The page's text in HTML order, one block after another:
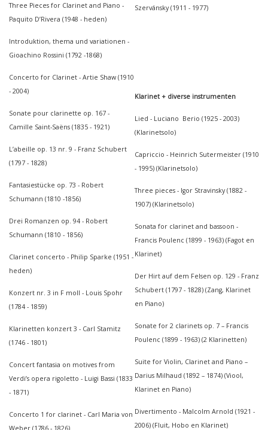
Three Pieces for Clarinet and Piano -
Paquito D’Rivera (1948 - heden)
Introduktion, thema und variationen -
Gioachino Rossini (1792 -1868)
Concerto for Clarinet - Artie Shaw (1910
- 2004)
Sonate pour clarinette op. 167 -
Camille Saint-Saëns (1835 - 1921)
L’abeille op. 13 nr. 9 - Franz Schubert
(1797 - 1828)
Fantasiestücke op. 73 - Robert
Schumann (1810 -1856)
Drei Romanzen op. 94 - Robert
Schumann (1810 - 1856)
Clarinet concerto - Philip Sparke (1951 -
heden)
Konzert nr. 3 in F moll - Louis Spohr
(1784 - 1859)
Klarinetten konzert 3 - Carl Stamitz
(1746 - 1801)
Concert fantasia on motives from
Verdi’s opera rigoletto - Luigi Bassi (1833
- 1871)
Concerto 1 for clarinet - Carl Maria von
Weber (1786 - 1826)
Szervánsky (1911 - 1977)
Klarinet + diverse instrumenten
Lied - Luciano Berio (1925 - 2003)
(Klarinetsolo)
Capriccio - Heinrich Sutermeister (1910
- 1995) (Klarinetsolo)
Three pieces - Igor Stravinsky (1882 -
1907) (Klarinetsolo)
Sonata for clarinet and bassoon -
Francis Poulenc (1899 - 1963) (Fagot en
Klarinet)
Der Hirt auf dem Felsen op. 129 - Franz
Schubert (1797 - 1828) (Zang, Klarinet
en Piano)
Sonate for 2 clarinets op. 7 – Francis
Poulenc (1899 - 1963) (2 Klarinetten)
Suite for Violin, Clarinet and Piano –
Darius Milhaud (1892 – 1874) (Viool,
Klarinet en Piano)
Divertimento - Malcolm Arnold (1921 -
2006) (Fluit, Hobo en Klarinet)